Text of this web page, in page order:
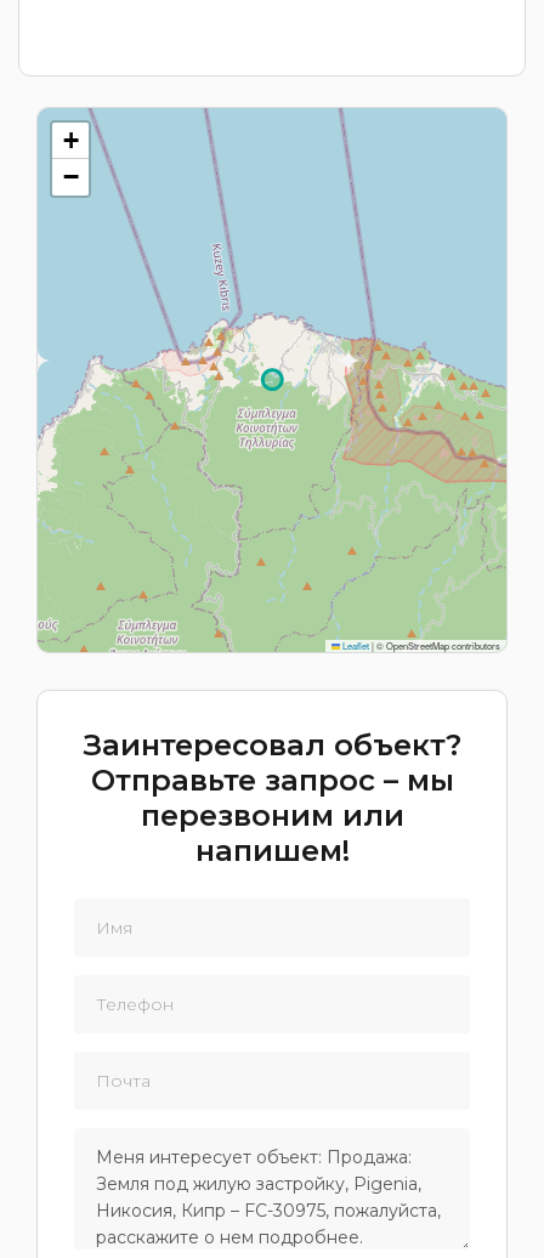
+
−
Leaflet|© OpenStreetMap contributors
Заинтересовал объект?
Отправьте запрос – мы
перезвоним или
напишем!